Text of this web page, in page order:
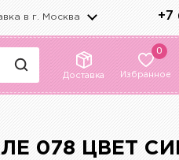
в г. Москва +7
Доставка
0
Избранное
078 ЦВЕТ